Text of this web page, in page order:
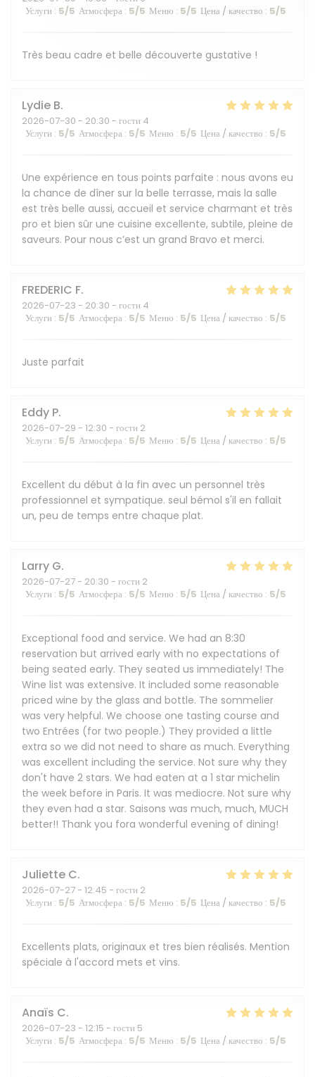
Услуги : 5/5 Атмосфера : 5/5 Меню : 5/5 Цена / качество : 5/5
Très beau cadre et belle découverte gustative !
Lydie B
2026-07-30 - 20:30 - гости 4
Услуги : 5/5 Атмосфера : 5/5 Меню : 5/5 Цена / качество : 5/5
Une expérience en tous points parfaite : nous avons eu
la chance de dîner sur la belle terrasse, mais la salle
est très belle aussi, accueil et service charmant et très
pro et bien sûr une cuisine excellente, subtile, pleine de
saveurs. Pour nous c’est un grand Bravo et merci.
FREDERIC F
2026-07-23 - 20:30 - гости 4
Услуги : 5/5 Атмосфера : 5/5 Меню : 5/5 Цена / качество : 5/5
Juste parfait
Eddy P
2026-07-29 - 12:30 - гости 2
Услуги : 5/5 Атмосфера : 5/5 Меню : 5/5 Цена / качество : 5/5
Excellent du début à la fin avec un personnel très
professionnel et sympatique. seul bémol s'il en fallait
un, peu de temps entre chaque plat.
Larry G
2026-07-27 - 20:30 - гости 2
Услуги : 5/5 Атмосфера : 5/5 Меню : 5/5 Цена / качество : 5/5
Exceptional food and service. We had an 8:30
reservation but arrived early with no expectations of
being seated early. They seated us immediately! The
Wine list was extensive. It included some reasonable
priced wine by the glass and bottle. The sommelier
was very helpful. We choose one tasting course and
two Entrées (for two people.) They provided a little
extra so we did not need to share as much. Everything
was excellent including the service. Not sure why they
don't have 2 stars. We had eaten at a 1 star michelin
the week before in Paris. It was mediocre. Not sure why
they even had a star. Saisons was much, much, MUCH
better!! Thank you fora wonderful evening of dining!
Juliette C
2026-07-27 - 12:45 - гости 2
Услуги : 5/5 Атмосфера : 5/5 Меню : 5/5 Цена / качество : 5/5
Excellents plats, originaux et tres bien réalisés. Mention
spéciale à l'accord mets et vins.
Anaïs C
2026-07-23 - 12:15 - гости 5
Услуги : 5/5 Атмосфера : 5/5 Меню : 5/5 Цена / качество : 5/5